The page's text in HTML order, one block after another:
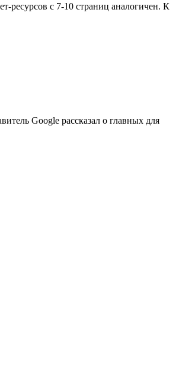
ресурсов с 7-10 страниц аналогичен. К
Google рассказал о главных для